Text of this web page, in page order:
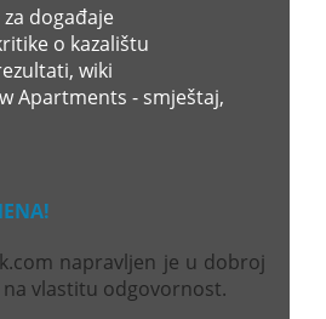
događaje
o kazalištu
wiki
Apartments - smještaj,
napravljen je u dobroj
vlastitu odgovornost.